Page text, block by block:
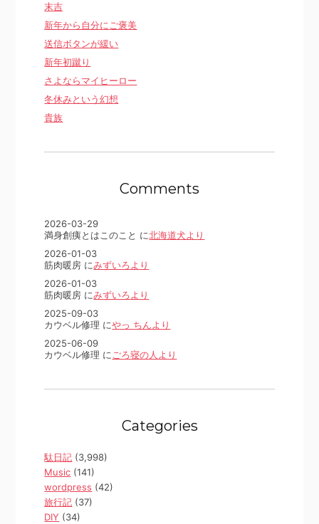
末吉
新年から自分にご褒美
送信ボタンが緩い
新年初蹴り
さよならマイヒーロー
冬休みという幻想
貴族
Comments
2026-03-29
満身創痍とはこのこと に北海道犬より
2026-01-03
筋肉暖房 にみずいろより
2026-01-03
筋肉暖房 にみずいろより
2025-09-03
カウベル修理 にやっ ちんより
2025-06-09
カウベル修理 に ごろ寝の人より
Categories
駄日記 (3,998)
Music (141)
wordpress (42)
旅行記 (37)
DIY (34)